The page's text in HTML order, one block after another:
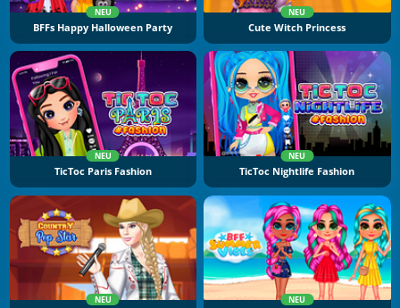
NEU
BFFs Happy Halloween Party
NEU
Cute Witch Princess
NEU
TicToc Paris Fashion
NEU
TicToc Nightlife Fashion
NEU NEU